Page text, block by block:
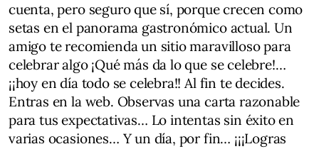
cuenta, pero seguro que sí, porque crecen como
setas en el panorama gastronómico actual. Un
amigo te recomienda un sitio maravilloso para
celebrar algo ¡Qué más da lo que se celebre!…
¡¡hoy en día todo se celebra!! Al fin te decides.
Entras en la web. Observas una carta razonable
para tus expectativas… Lo intentas sin éxito en
varias ocasiones… Y un día, por fin… ¡¡¡Logras